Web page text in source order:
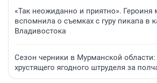
«Так неожиданно и приятно». Героиня
вспомнила о съемках с гуру пикапа в
Владивостока
Сезон черники в Мурманской области:
хрустящего ягодного штруделя за